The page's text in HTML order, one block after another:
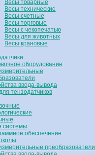
Весы товарные
Весы технические
Весы счетные
Весы торговые
Весы с чекопечатью
Весы для животных
Весы крановые
оборудование
ввода-вывода
тензодатчиков
системы
обеспечение
преобразователи